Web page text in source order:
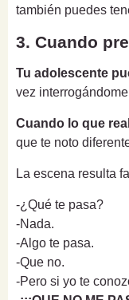
también puedes
3. Cuando
Tu adolescente
vez
Cuando lo que
que te noto
La escena resulta
-¿Qué te pasa?
-Nada.
-Algo te pasa.
-Que no.
-Pero si yo te